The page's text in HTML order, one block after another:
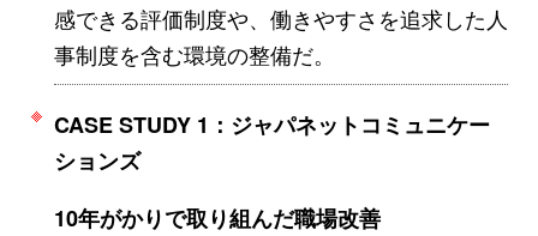
感できる評価制度や、働きやすさを追求した人
事制度を含む環境の整備だ。
CASE STUDY 1：ジャパネットコミュニケー
ションズ
10年がかりで取り組んだ職場改善